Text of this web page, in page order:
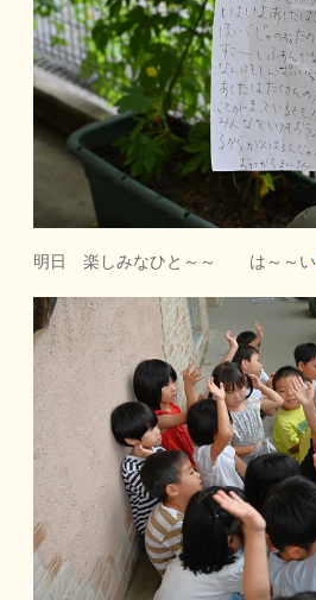
明日 楽しみなひと～～ は～～い